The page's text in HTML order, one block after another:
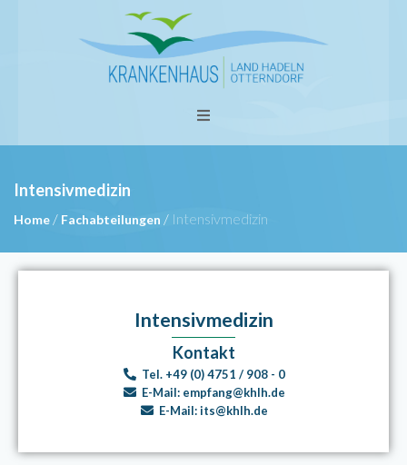
Intensivmedizin
Home / Fachabteilungen / Intensivmedizin
Intensivmedizin
Kontakt
Tel. +49 (0) 4751 / 908 - 0
E-Mail: empfang@khlh.de
E-Mail:its@khlh.de